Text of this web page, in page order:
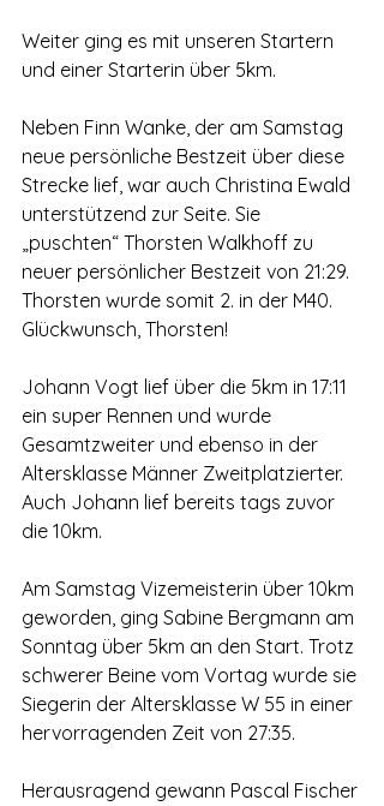
Weiter ging es mit unseren Startern
und einer Starterin über 5km.
Neben Finn Wanke, der am Samstag
neue persönliche Bestzeit über diese
Strecke lief, war auch Christina Ewald
unterstützend zur Seite. Sie
„puschten“ Thorsten Walkhoff zu
neuer persönlicher Bestzeit von 21:29.
Thorsten wurde somit 2. in der M40.
Glückwunsch, Thorsten!
Johann Vogt lief über die 5km in 17:11
ein super Rennen und wurde
Gesamtzweiter und ebenso in der
Altersklasse Männer Zweitplatzierter.
Auch Johann lief bereits tags zuvor
die 10km.
Am Samstag Vizemeisterin über 10km
geworden, ging Sabine Bergmann am
Sonntag über 5km an den Start. Trotz
schwerer Beine vom Vortag wurde sie
Siegerin der Altersklasse W 55 in einer
hervorragenden Zeit von 27:35.
Herausragend gewann Pascal Fischer